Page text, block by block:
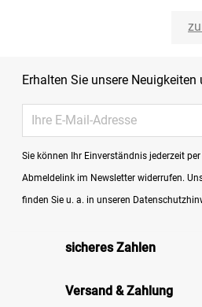
Erhalten Sie unsere
Sie können Ihr Einverständnis jederzeit
Abmeldelink im Newsletter widerrufen.
finden Sie u. a. in unseren
sicheres Zahlen
Versand & Zahlung